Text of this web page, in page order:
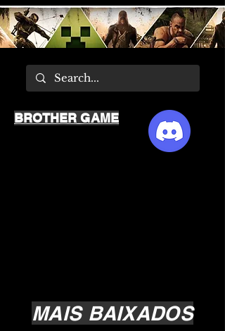
MAIS BAIXADOS
BROTHER GAME